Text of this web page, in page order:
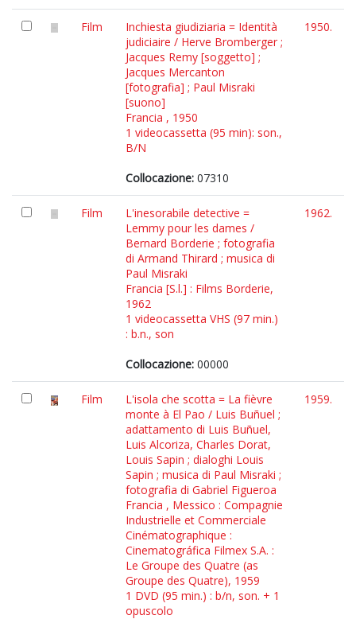
Film
Inchiesta giudiziaria = Identità
judiciaire / Herve Bromberger ;
Jacques Remy [soggetto] ;
Jacques Mercanton
[fotografia] ; Paul Misraki
[suono]
Francia , 1950
1 videocassetta (95 min): son.,
B/N
Collocazione: 07310
1950.
Film
L'inesorabile detective =
Lemmy pour les dames /
Bernard Borderie ; fotografia
di Armand Thirard ; musica di
Paul Misraki
Francia [S.l.] : Films Borderie,
1962
1 videocassetta VHS (97 min.)
: b.n., son
Collocazione: 00000
1962.
Film
L'isola che scotta = La fièvre
monte à El Pao / Luis Buñuel ;
adattamento di Luis Buñuel,
Luis Alcoriza, Charles Dorat,
Louis Sapin ; dialoghi Louis
Sapin ; musica di Paul Misraki ;
fotografia di Gabriel Figueroa
Francia , Messico : Compagnie
Industrielle et Commerciale
Cinématographique :
Cinematográfica Filmex S.A. :
Le Groupe des Quatre (as
Groupe des Quatre), 1959
1 DVD (95 min.) : b/n, son. + 1
opuscolo
1959.